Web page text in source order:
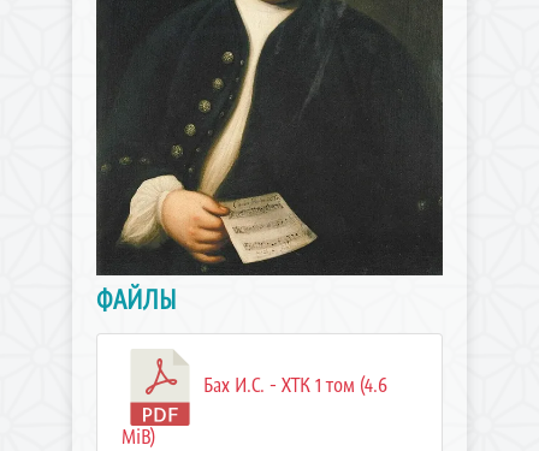
ФАЙЛЫ
Бах И.С. - ХТК 1 том (4.6
MiB)